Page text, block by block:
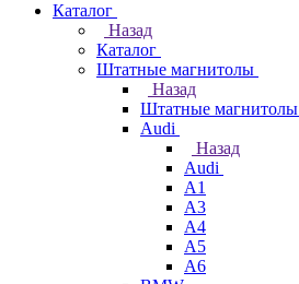
Каталог
Назад
Каталог
Штатные магнитолы
Назад
Штатные магнитолы
Audi
Назад
Audi
A1
A3
A4
A5
A6